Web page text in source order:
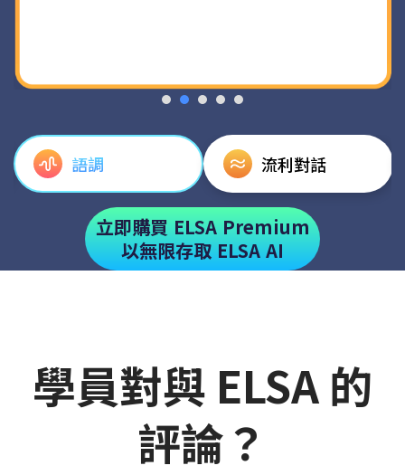
語調 流利對話
立即購買 ELSA Premium
以無限存取 ELSA AI
學員對與 ELSA 的
評論？